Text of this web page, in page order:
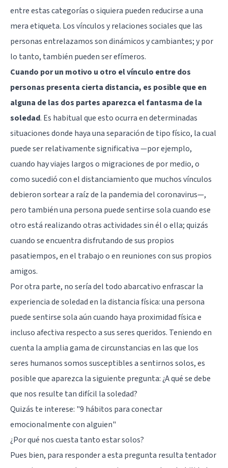
entre estas categorías o siquiera pueden reducirse a una
mera etiqueta. Los vínculos y relaciones sociales que las
personas entrelazamos son dinámicos y cambiantes; y por
lo tanto, también pueden ser efímeros.
Cuando por un motivo u otro el vínculo entre dos
personas presenta cierta distancia, es posible que en
alguna de las dos partes aparezca el fantasma de la
soledad. Es habitual que esto ocurra en determinadas
situaciones donde haya una separación de tipo físico, la cual
puede ser relativamente significativa —por ejemplo,
cuando hay viajes largos o migraciones de por medio, o
como sucedió con el distanciamiento que muchos vínculos
debieron sortear a raíz de la pandemia del coronavirus—,
pero también una persona puede sentirse sola cuando ese
otro está realizando otras actividades sin él o ella; quizás
cuando se encuentra disfrutando de sus propios
pasatiempos, en el trabajo o en reuniones con sus propios
amigos.
Por otra parte, no sería del todo abarcativo enfrascar la
experiencia de soledad en la distancia física: una persona
puede sentirse sola aún cuando haya proximidad física e
incluso afectiva respecto a sus seres queridos. Teniendo en
cuenta la amplia gama de circunstancias en las que los
seres humanos somos susceptibles a sentirnos solos, es
posible que aparezca la siguiente pregunta: ¿A qué se debe
que nos resulte tan difícil la soledad?
Quizás te interese: "9 hábitos para conectar
emocionalmente con alguien"
¿Por qué nos cuesta tanto estar solos?
Pues bien, para responder a esta pregunta resulta tentador